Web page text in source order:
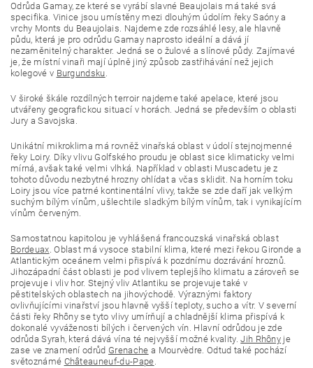
Odrůda Gamay, ze které se vyrábí slavné Beaujolais má také svá
specifika. Vinice jsou umístěny mezi dlouhým údolím řeky Saóny a
vrchy Monts du Beaujolais. Najdeme zde rozsáhlé lesy, ale hlavně
půdu, která je pro odrůdu Gamay naprosto ideální a dává jí
nezaměnitelný charakter. Jedná se o žulové a slínové půdy. Zajímavé
je, že místní vinaři mají úplně jiný způsob zastřihávání než jejich
kolegové v Burgundsku.
V široké škále rozdílných terroir najdeme také apelace, které jsou
utvářeny geografickou situací v horách. Jedná se především o oblasti
Jury a Savojska.
Unikátní mikroklima má rovněž vinařská oblast v údolí stejnojmenné
řeky Loiry. Díky vlivu Golfského proudu je oblast sice klimaticky velmi
mírná, avšak také velmi vlhká. Například v oblasti Muscadetu je z
tohoto důvodu nezbytné hrozny ohlídat a včas sklidit. Na horním toku
Loiry jsou více patrné kontinentální vlivy, takže se zde daří jak velkým
suchým bílým vínům, ušlechtile sladkým bílým vínům, tak i vynikajícím
vínům červeným.
Samostatnou kapitolou je vyhlášená francouzská vinařská oblast
Bordeuax. Oblast má vysoce stabilní klima, které mezi řekou Gironde a
Atlantickým oceánem velmi přispívá k pozdnímu dozrávání hroznů.
Jihozápadní část oblasti je pod vlivem teplejšího klimatu a zároveň se
projevuje i vliv hor. Stejný vliv Atlantiku se projevuje také v
pěstitelských oblastech na jihovýchodě. Výraznými faktory
ovlivňujícími vinařství jsou hlavně vyšší teploty, sucho a vítr. V severní
části řeky Rhôny se tyto vlivy umírňují a chladnější klima přispívá k
dokonalé vyváženosti bílých i červených vín. Hlavní odrůdou je zde
odrůda Syrah, která dává vína té nejvyšší možné kvality.Jih Rhôny je
zase ve znamení odrůd Grenache a Mourvèdre. Odtud také pochází
světoznámé Châteauneuf-du-Pape.